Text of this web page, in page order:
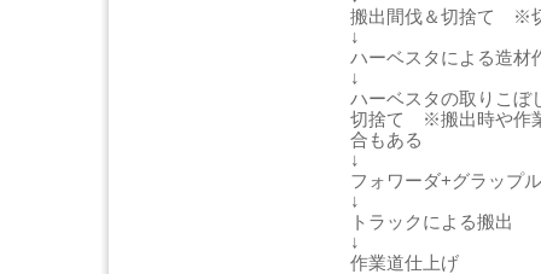
搬出間伐＆切捨て ※
↓
ハーベスタによる造材
↓
ハーベスタの取りこぼ
切捨て ※搬出時や作
合もある
↓
フォワーダ+グラップ
↓
トラックによる搬出
↓
作業道仕上げ